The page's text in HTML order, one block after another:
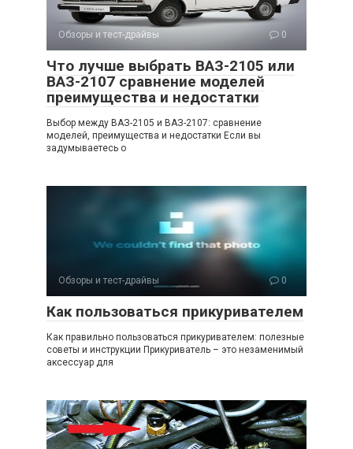
Обзоры и тест-драйвы 0
Что лучше выбрать ВАЗ-2105 или
ВАЗ-2107 сравнение моделей
преимущества и недостатки
Выбор между ВАЗ-2105 и ВАЗ-2107: сравнение
моделей, преимущества и недостатки Если вы
задумываетесь о
Обзоры и тест-драйвы 0
Как пользоваться прикуривателем
Как правильно пользоваться прикуривателем: полезные
советы и инструкции Прикуриватель – это незаменимый
аксессуар для